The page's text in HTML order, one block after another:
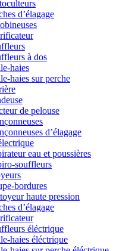
d’élagage
à dos
haies
haies sur perche
de pelouse
d’élagage
eau et poussières
souffleurs
bordures
haute pression
d’élagage
éléctrique
haies éléctrique